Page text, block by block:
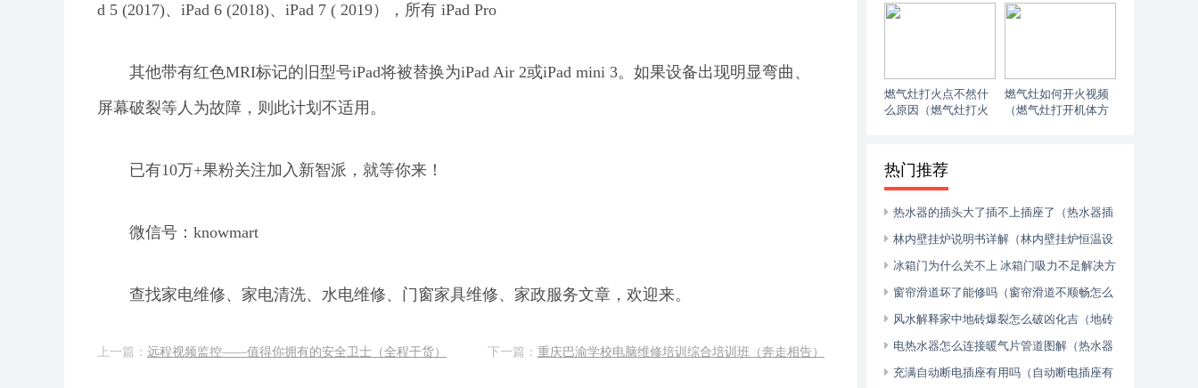
d 5 (2017)、iPad 6 (2018)、iPad 7 ( 2019），所有 iPad Pro
其他带有红色MRI标记的旧型号iPad将被替换为iPad Air 2或iPad mini 3。如果设备出现明显弯曲、
屏幕破裂等人为故障，则此计划不适用。
已有10万+果粉关注加入新智派，就等你来！
微信号：knowmart
查找家电维修、家电清洗、水电维修、门窗家具维修、家政服务文章，欢迎来。
上一篇： 远程视频监控——值得你拥有的安全卫士（全程干货） 下一篇： 重庆巴渝学校电脑维修培训综合培训班（奔走相告）
燃气灶打火点不然什
么原因（燃气灶打火
燃气灶如何开火视频
（燃气灶打开机体方
热门推荐
热水器的插头大了插不上插座了（热水器插
头太大怎么办）
林内壁挂炉说明书详解（林内壁挂炉恒温设
置方法）
冰箱门为什么关不上 冰箱门吸力不足解决方
法（全程干货）
窗帘滑道坏了能修吗（窗帘滑道不顺畅怎么
办）风水解释家中地砖爆裂怎么破凶化吉（地砖
爆裂如何处理）
电热水器怎么连接暖气片管道图解（热水器
连接暖气片方法）
充满自动断电插座有用吗（自动断电插座有